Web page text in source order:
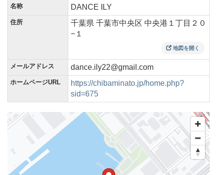
名称 DANCE ILY
住所
千葉県 千葉市中央区 中央港１丁目２０
−１
地図を開く
メールアドレス dance.ily22@gmail.com
ホームページURL
https://chibaminato.jp/home.php?
sid=675